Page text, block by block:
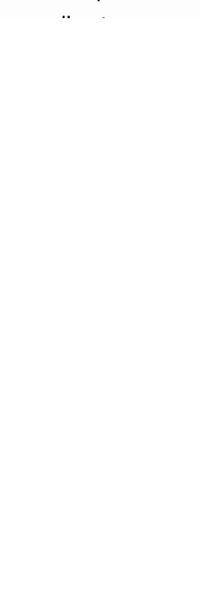
cliente